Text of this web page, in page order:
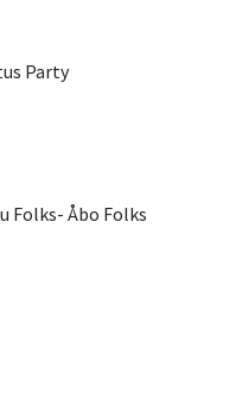
Party
Folks- Åbo Folks